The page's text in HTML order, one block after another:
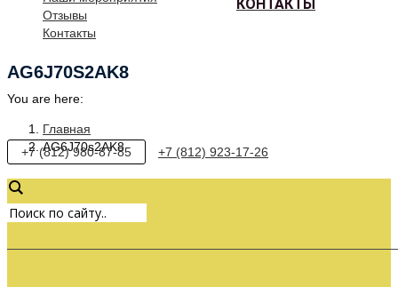
КОНТАКТЫ
Отзывы
Контакты
AG6J70S2AK8
You are here:
Главная
AG6J70s2AK8
+7 (812) 980-87-85 +7 (812) 923-17-26